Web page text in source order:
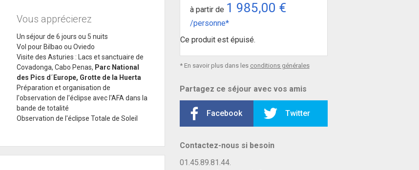
Vous apprécierez
Un séjour de 6 jours ou 5 nuits
Vol pour Bilbao ou Oviedo
Visite des Asturies : Lacs et sanctuaire de
Covadonga, Cabo Penas, Parc National
des Pics d´Europe, Grotte de la Huerta
Préparation et organisation de
l'observation de l'éclipse avec l'AFA dans la
bande de totalité
Observation de l'éclipse Totale de Soleil
à partir de 1 985,00 €
/personne*
Ce produit est épuisé.
* En savoir plus dans les conditions générales
Partagez ce séjour avec vos amis
Facebook Twitter
Contactez-nous si besoin
01.45.89.81.44.